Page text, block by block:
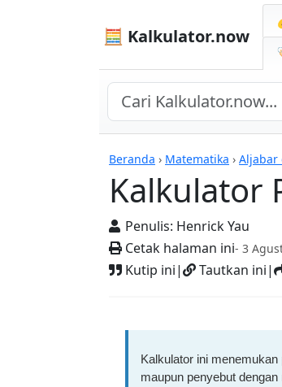
🧮 Kalkulator.now
Beranda › Matematika › Aljabar
Kalkulator
Penulis: Henrick Yau
Cetak halaman ini- 3
Kutip ini| Tautkan ini|
Kalkulator-
Kalkulator ini
maupun penyebut